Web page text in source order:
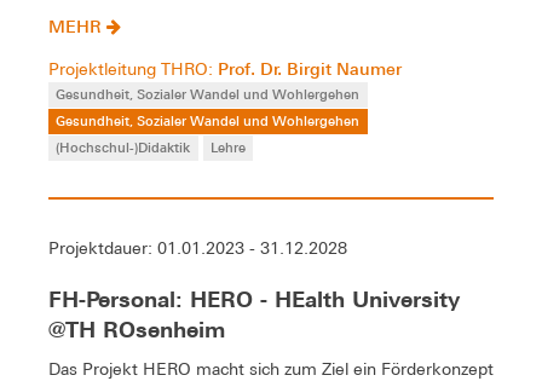
MEHR
Projektleitung THRO: Prof. Dr. Birgit Naumer
Gesundheit, Sozialer Wandel und Wohlergehen
Gesundheit, Sozialer Wandel und Wohlergehen
(Hochschul-)Didaktik
Lehre
Projektdauer: 01.01.2023 - 31.12.2028
FH-Personal: HERO - HEalth University
@TH ROsenheim
Das Projekt HERO macht sich zum Ziel ein Förderkonzept